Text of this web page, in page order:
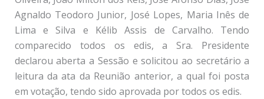
Agnaldo Teodoro Junior, José Lopes, Maria Inês de
Lima e Silva e Kélib Assis de Carvalho. Tendo
comparecido todos os edis, a Sra. Presidente
declarou aberta a Sessão e solicitou ao secretário a
leitura da ata da Reunião anterior, a qual foi posta
em votação, tendo sido aprovada por todos os edis.